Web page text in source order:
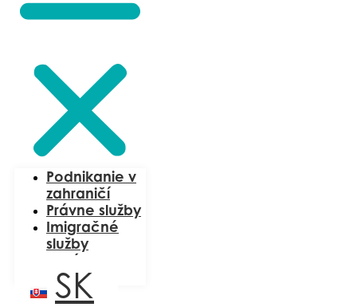
Podnikanie v
zahraničí
Právne služby
Imigračné
služby
O nás
Blog
SK